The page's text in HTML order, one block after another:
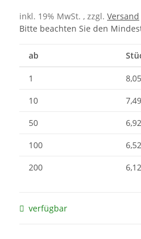
inkl. 19% MwSt. , zzgl. Versand
Bitte beachten Sie den
ab
1
10
50
100
200
verfügbar